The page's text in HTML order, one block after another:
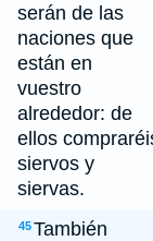
serán de las
naciones que
están en
vuestro
alrededor: de
ellos
siervos y
siervas.
45También